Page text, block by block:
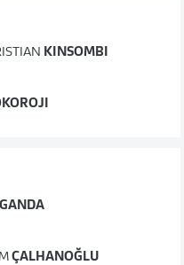
KINSOMBI
GANDA
ÇALHANOĞLU